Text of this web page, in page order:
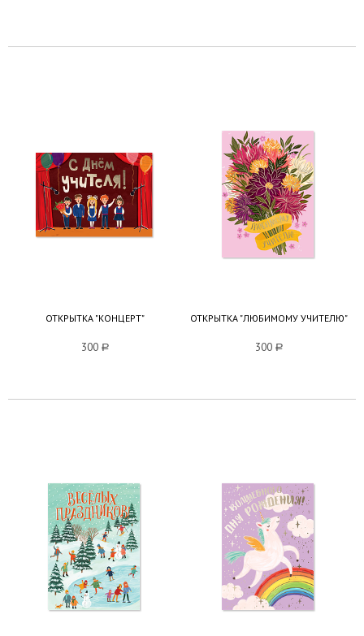
ОТКРЫТКА "КОНЦЕРТ"
300 a
ОТКРЫТКА "ЛЮБИМОМУ УЧИТЕЛЮ"
300 a